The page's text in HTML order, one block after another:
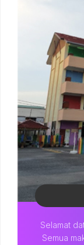
Selamat
Semua